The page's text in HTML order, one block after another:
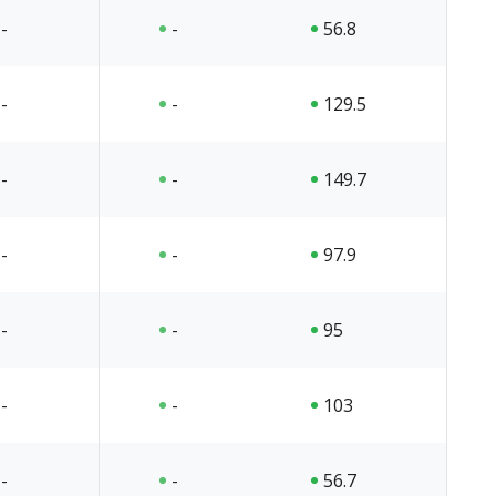
- - 56.8
- - 129.5
- - 149.7
- - 97.9
- - 95
- - 103
- - 56.7